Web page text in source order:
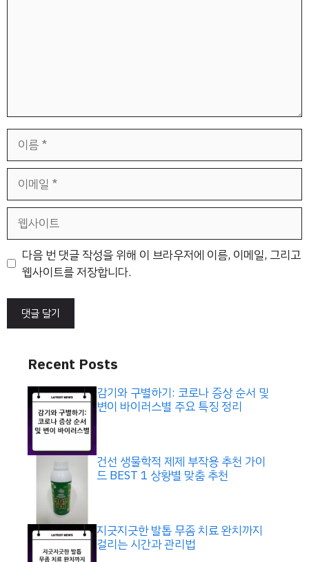
일
트
다음 번 댓글 작성을 위해 이 브라우저에 이름, 이메일, 그리고
웹사이트를 저장합니다.
Recent Posts
감기와 구별하기: 코로나 증상 순서 및
변이 바이러스별 주요 특징 정리
건선 생물학적 제제 부작용 추천 가이
드 BEST 1 상황별 맞춤 추천
지긋지긋한 발톱 무좀 치료 완치까지
걸리는 시간과 관리법